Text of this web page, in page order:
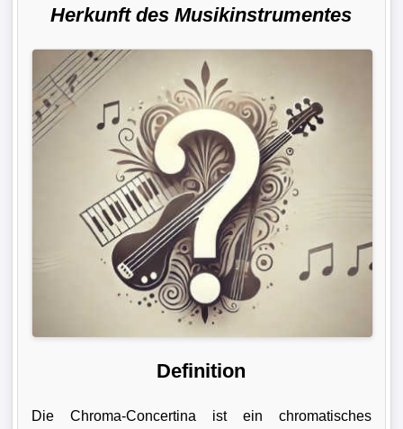
Herkunft des Musikinstrumentes
Definition
Die Chroma-Concertina ist ein chromatisches